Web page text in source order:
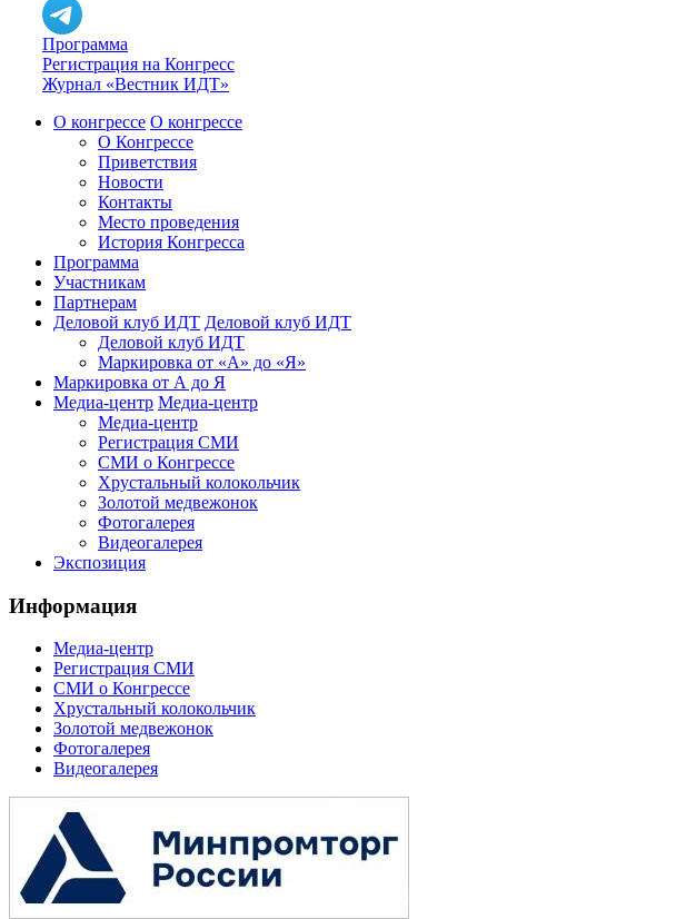
Программа
Регистрация на Конгресс
Журнал «Вестник ИДТ»
О конгрессе О конгрессе
О Конгрессе
Приветствия
Новости
Контакты
Место проведения
История Конгресса
Программа
Участникам
Партнерам
Деловой клуб ИДТ Деловой клуб ИДТ
Деловой клуб ИДТ
Маркировка от «А» до «Я»
Маркировка от А до Я
Медиа-центр Медиа-центр
Медиа-центр
Регистрация СМИ
СМИ о Конгрессе
Хрустальный колокольчик
Золотой медвежонок
Фотогалерея
Видеогалерея
Экспозиция
Информация
Медиа-центр
Регистрация СМИ
СМИ о Конгрессе
Хрустальный колокольчик
Золотой медвежонок
Фотогалерея
Видеогалерея